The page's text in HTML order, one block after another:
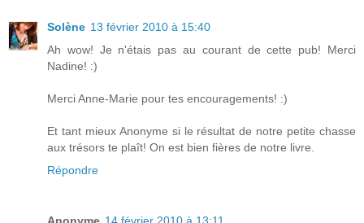
Solène 13 février 2010 à 15:40
Ah wow! Je n'étais pas au courant de cette pub! Merci
Nadine! :)
Merci Anne-Marie pour tes encouragements! :)
Et tant mieux Anonyme si le résultat de notre petite chasse
aux trésors te plaît! On est bien fières de notre livre.
Répondre